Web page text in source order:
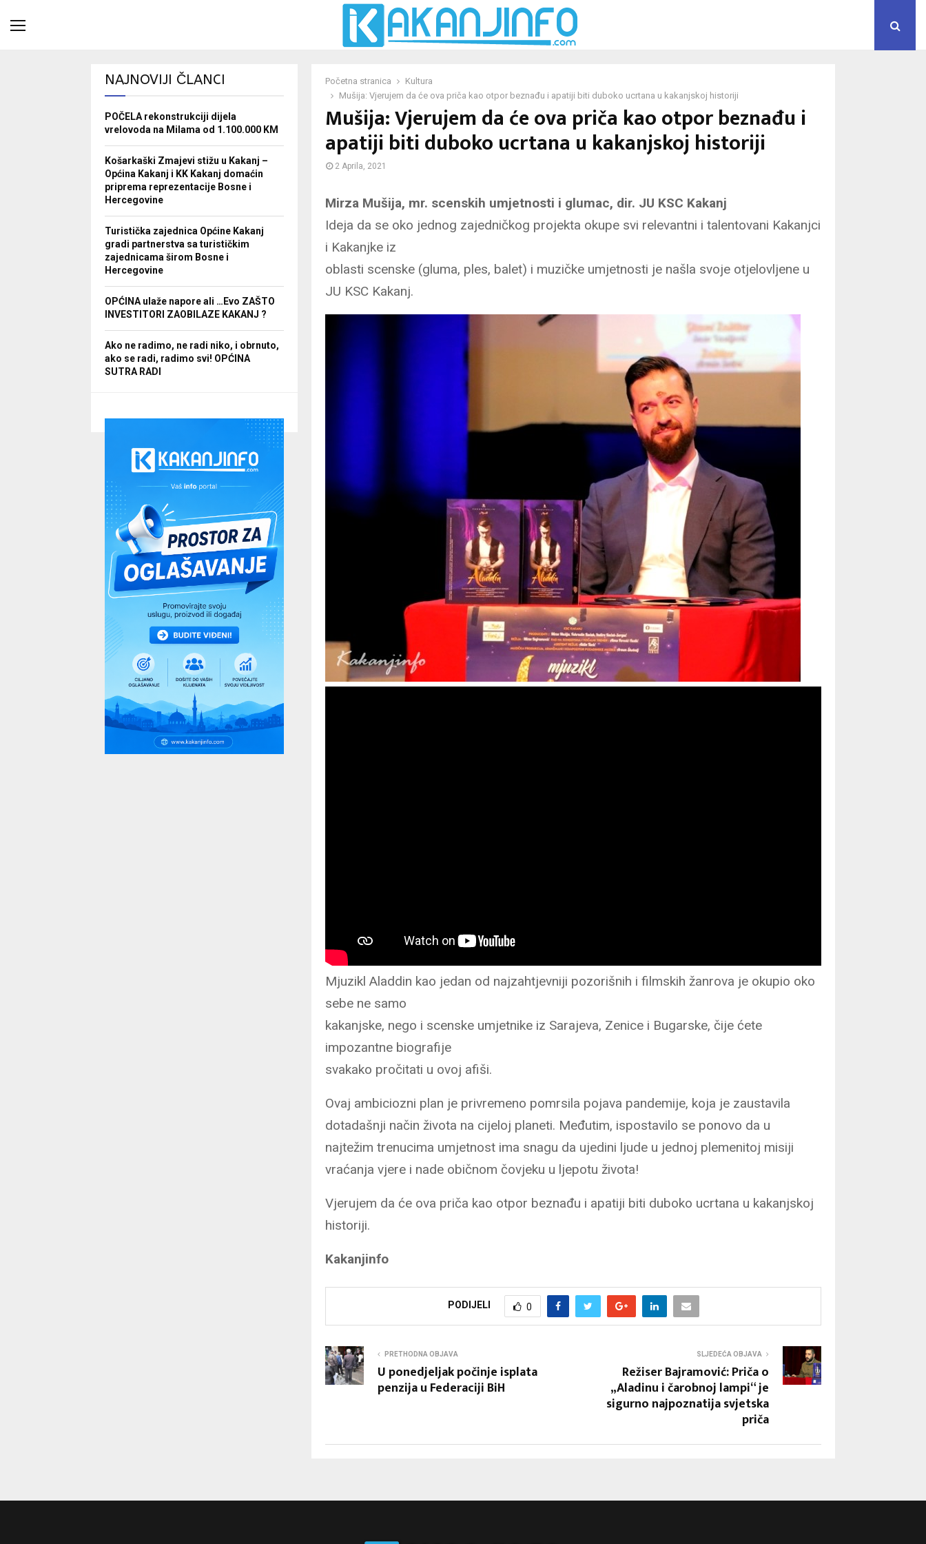
Početna stranica
Kultura
Mušija: Vjerujem da će ova priča kao otpor beznađu i apatiji biti duboko ucrtana u kakanjskoj historiji
Mušija: Vjerujem da će ova priča kao otpor beznađu i
apatiji biti duboko ucrtana u kakanjskoj historiji
2 Aprila, 2021
Mirza Mušija, mr. scenskih umjetnosti i glumac, dir. JU KSC Kakanj
Ideja da se oko jednog zajedničkog projekta okupe svi relevantni i talentovani Kakanjci
i Kakanjke iz
oblasti scenske (gluma, ples, balet) i muzičke umjetnosti je našla svoje otjelovljene u
JU KSC Kakanj.
Mjuzikl Aladdin kao jedan od najzahtjevniji pozorišnih i filmskih žanrova je okupio oko
sebe ne samo
kakanjske, nego i scenske umjetnike iz Sarajeva, Zenice i Bugarske, čije ćete
impozantne biografije
svakako pročitati u ovoj afiši.
Ovaj ambiciozni plan je privremeno pomrsila pojava pandemije, koja je zaustavila
dotadašnji način života na cijeloj planeti. Međutim, ispostavilo se ponovo da u
najtežim trenucima umjetnost ima snagu da ujedini ljude u jednoj plemenitoj misiji
vraćanja vjere i nade običnom čovjeku u ljepotu života!
Vjerujem da će ova priča kao otpor beznađu i apatiji biti duboko ucrtana u kakanjskoj
historiji.
Kakanjinfo
PODIJELI 0
PRETHODNA OBJAVA
U ponedjeljak počinje isplata
penzija u Federaciji BiH
SLJEDEĆA OBJAVA
Režiser Bajramović: Priča o
„Aladinu i čarobnoj lampi“ je
sigurno najpoznatija svjetska
priča
NAJNOVIJI ČLANCI
POČELA rekonstrukciji dijela
vrelovoda na Milama od 1.100.000 KM
Košarkaški Zmajevi stižu u Kakanj –
Općina Kakanj i KK Kakanj domaćin
priprema reprezentacije Bosne i
Hercegovine
Turistička zajednica Općine Kakanj
gradi partnerstva sa turističkim
zajednicama širom Bosne i
Hercegovine
OPĆINA ulaže napore ali …Evo ZAŠTO
INVESTITORI ZAOBILAZE KAKANJ ?
Ako ne radimo, ne radi niko, i obrnuto,
ako se radi, radimo svi! OPĆINA
SUTRA RADI